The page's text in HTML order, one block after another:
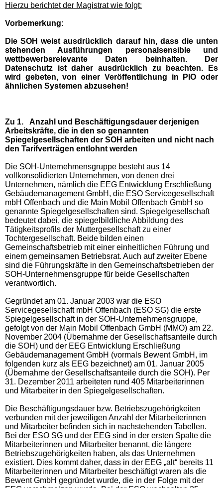
Hierzu berichtet der Magistrat wie folgt:
Vorbemerkung:
Die SOH weist ausdrücklich darauf hin, dass die unten
stehenden Ausführungen personalsensible und
wettbewerbsrelevante Daten beinhalten. Der
Datenschutz ist daher ausdrücklich zu beachten. Es
wird gebeten, von einer Veröffentlichung in PIO oder
ähnlichen Systemen abzusehen!
Zu 1.
Anzahl und Beschäftigungsdauer derjenigen
Arbeitskräfte, die in den so genannten
Spiegelgesellschaften der SOH arbeiten und nicht nach
den Tarifverträgen entlohnt werden
Die SOH-Unternehmensgruppe besteht aus 14
vollkonsolidierten Unternehmen, von denen drei
Unternehmen, nämlich die EEG Entwicklung Erschließung
Gebäudemanagement GmbH, die ESO Servicegesellschaft
mbH Offenbach und die Main Mobil Offenbach GmbH so
genannte Spiegelgesellschaften sind. Spiegelgesellschaft
bedeutet dabei, die spiegelbildliche Abbildung des
Tätigkeitsprofils der Muttergesellschaft zu einer
Tochtergesellschaft. Beide bilden einen
Gemeinschaftsbetrieb mit einer einheitlichen Führung und
einem gemeinsamen Betriebsrat. Auch auf zweiter Ebene
sind die Führungskräfte in den Gemeinschaftsbetrieben der
SOH-Unternehmensgruppe für beide Gesellschaften
verantwortlich.
Gegründet am 01. Januar 2003 war die ESO
Servicegesellschaft mbH Offenbach (ESO SG) die erste
Spiegelgesellschaft in der SOH-Unternehmensgruppe,
gefolgt von der Main Mobil Offenbach GmbH (MMO) am 22.
November 2004 (Übernahme der Gesellschaftsanteile durch
die SOH) und der EEG Entwicklung Erschließung
Gebäudemanagement GmbH (vormals Bewent GmbH, im
folgenden kurz als EEG bezeichnet) am 01. Januar 2005
(Übernahme der Gesellschaftsanteile durch die SOH). Per
31. Dezember 2011 arbeiteten rund 405 Mitarbeiterinnen
und Mitarbeiter in den Spiegelgesellschaften.
Die Beschäftigungsdauer bzw. Betriebszugehörigkeiten
verbunden mit der jeweiligen Anzahl der Mitarbeiterinnen
und Mitarbeiter befinden sich in nachstehenden Tabellen.
Bei der ESO SG und der EEG sind in der ersten Spalte die
Mitarbeiterinnen und Mitarbeiter benannt, die längere
Betriebszugehörigkeiten haben, als das Unternehmen
existiert. Dies kommt daher, dass in der EEG „alt“ bereits 11
Mitarbeiterinnen und Mitarbeiter beschäftigt waren als die
Bewent GmbH gegründet wurde, die in der Folge mit der